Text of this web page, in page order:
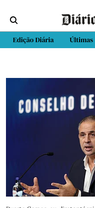
Edição Diária Últimas